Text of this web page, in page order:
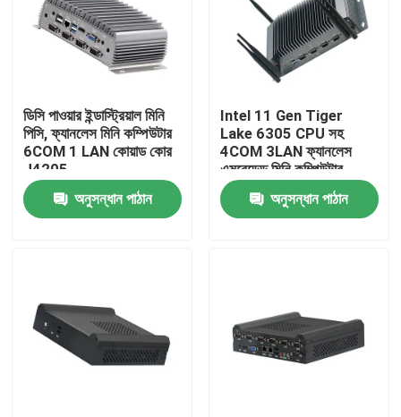
আমাদের সম্পর্কে
কারখানা ভ্রমণ
মান নিয়ন্ত্রণ
আমাদের সাথে যোগাযোগ করুন
শিল্প প্যানেল পিসি
ডিসি পাওয়ার ইন্ডাস্ট্রিয়াল মিনি
পিসি, ফ্যানলেস মিনি কম্পিউটার
6COM 1 LAN কোয়াড কোর
J4205
অনুসন্ধান পাঠান
Intel 11 Gen Tiger
Lake 6305 CPU সহ
4COM 3LAN ফ্যানলেস
এমবেডেড মিনি কম্পিউটার
অনুসন্ধান পাঠান